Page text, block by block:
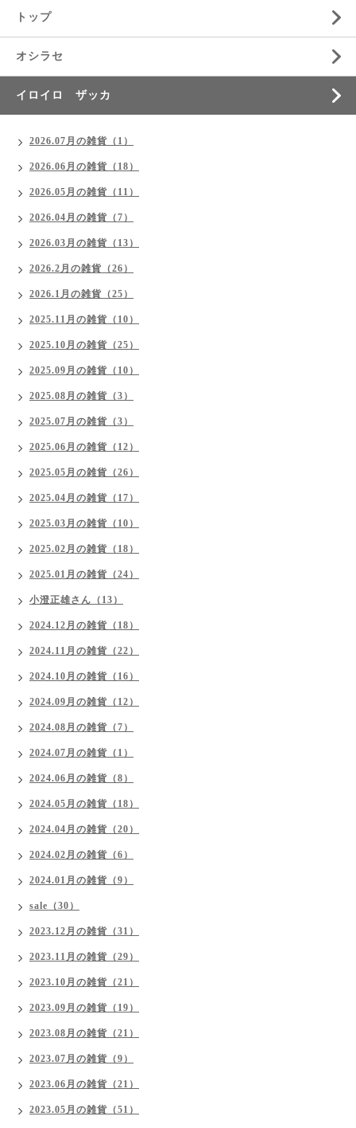
トップ
オシラセ
イロイロ ザッカ
2026.07月の雑貨（1）
2026.06月の雑貨（18）
2026.05月の雑貨（11）
2026.04月の雑貨（7）
2026.03月の雑貨（13）
2026.2月の雑貨（26）
2026.1月の雑貨（25）
2025.11月の雑貨（10）
2025.10月の雑貨（25）
2025.09月の雑貨（10）
2025.08月の雑貨（3）
2025.07月の雑貨（3）
2025.06月の雑貨（12）
2025.05月の雑貨（26）
2025.04月の雑貨（17）
2025.03月の雑貨（10）
2025.02月の雑貨（18）
2025.01月の雑貨（24）
小澄正雄さん（13）
2024.12月の雑貨（18）
2024.11月の雑貨（22）
2024.10月の雑貨（16）
2024.09月の雑貨（12）
2024.08月の雑貨（7）
2024.07月の雑貨（1）
2024.06月の雑貨（8）
2024.05月の雑貨（18）
2024.04月の雑貨（20）
2024.02月の雑貨（6）
2024.01月の雑貨（9）
sale（30）
2023.12月の雑貨（31）
2023.11月の雑貨（29）
2023.10月の雑貨（21）
2023.09月の雑貨（19）
2023.08月の雑貨（21）
2023.07月の雑貨（9）
2023.06月の雑貨（21）
2023.05月の雑貨（51）